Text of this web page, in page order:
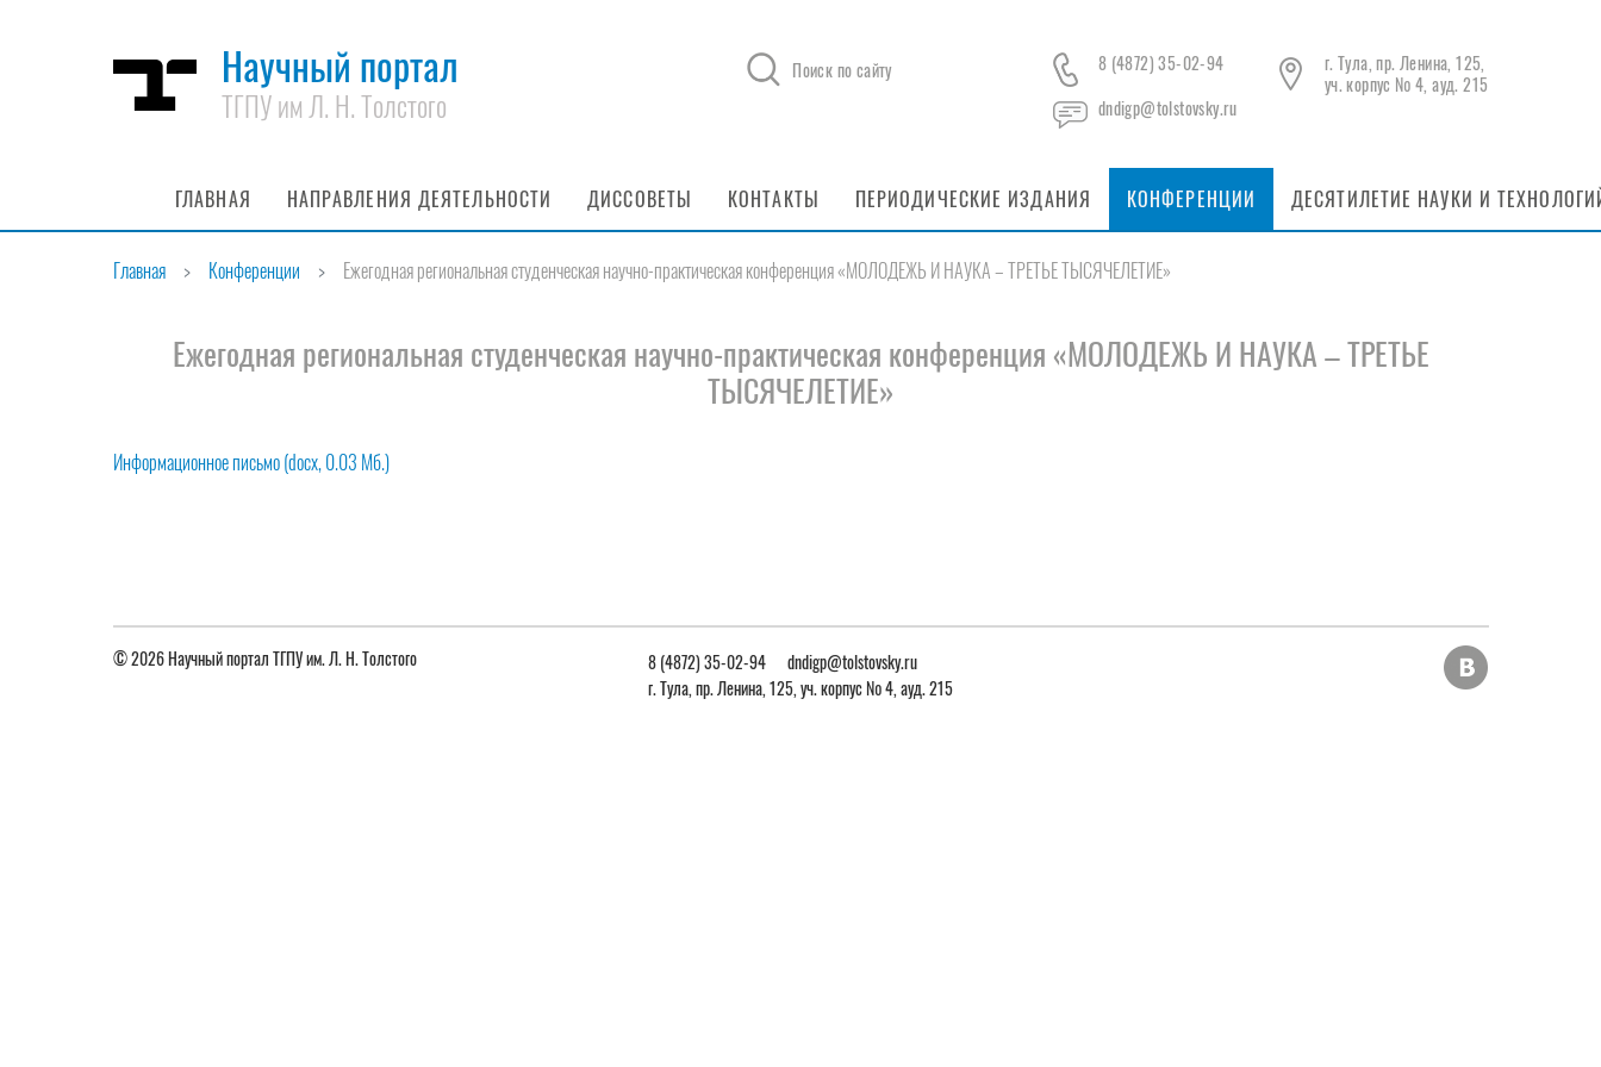
Научный портал
ТГПУ им Л. Н. Толстого
г. Тула, пр. Ленина, 125,
уч. корпус № 4, ауд. 215
8 (4872) 35-02-94
dndigp@tolstovsky.ru
Поиск по сайту
ГЛАВНАЯ НАПРАВЛЕНИЯ ДЕЯТЕЛЬНОСТИ ДИССОВЕТЫ КОНТАКТЫ ПЕРИОДИЧЕСКИЕ ИЗДАНИЯ КОНФЕРЕНЦИИ ДЕСЯТИЛЕТИЕ НАУКИ И
Главная Конференции Ежегодная региональная студенческая научно-практическая конференция «МОЛОДЕЖЬ И НАУКА – ТРЕТЬЕ ТЫСЯЧЕЛЕТИЕ»
Ежегодная региональная студенческая научно-практическая конференция «МОЛОДЕЖЬ И НАУКА – ТРЕТЬЕ
ТЫСЯЧЕЛЕТИЕ»
Информационное письмо (docx, 0.03 Мб.)
© 2026 Научный портал ТГПУ им. Л. Н. Толстого 8 (4872) 35-02-94
dndigp@tolstovsky.ru
г. Тула, пр. Ленина, 125, уч. корпус № 4, ауд. 215